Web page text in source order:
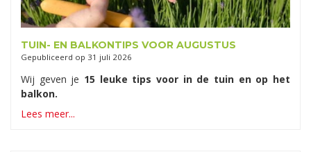
TUIN- EN BALKONTIPS VOOR AUGUSTUS
Gepubliceerd op 31 juli 2026
Wij geven je 15 leuke tips voor in de tuin en op het
balkon.
Lees meer...